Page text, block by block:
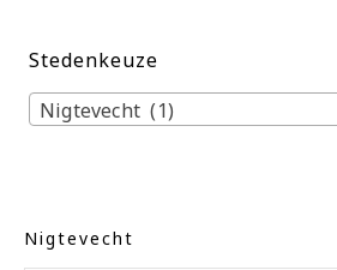
Nigtevecht
Stedenkeuze
Nigtevecht (1)